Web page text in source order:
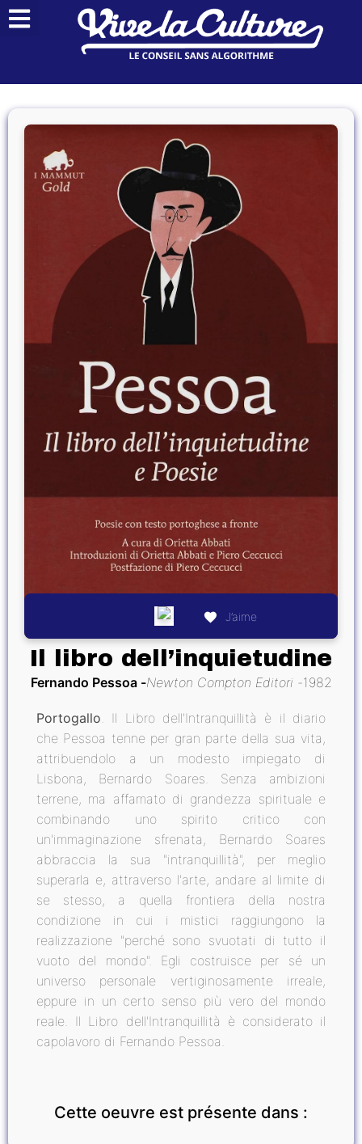
J’aime
Il libro dell’inquietudine
Fernando Pessoa Newton Compton Editori 1982
Portogallo. Il Libro dell'Intranquillità è il diario
che Pessoa tenne per gran parte della sua vita,
attribuendolo a un modesto impiegato di
Lisbona, Bernardo Soares. Senza ambizioni
terrene, ma affamato di grandezza spirituale e
combinando uno spirito critico con
un'immaginazione sfrenata, Bernardo Soares
abbraccia la sua "intranquillità", per meglio
superarla e, attraverso l'arte, andare al limite di
se stesso, a quella frontiera della nostra
condizione in cui i mistici raggiungono la
realizzazione "perché sono svuotati di tutto il
vuoto del mondo". Egli costruisce per sé un
universo personale vertiginosamente irreale,
eppure in un certo senso più vero del mondo
reale. Il Libro dell'Intranquillità è considerato il
capolavoro di Fernando Pessoa.
Cette oeuvre est présente dans :